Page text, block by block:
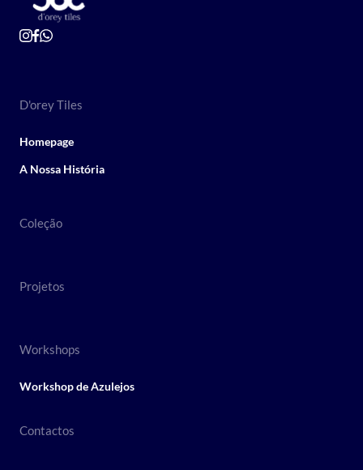
D'orey Tiles
Homepage
A Nossa História
Coleção
Projetos
Workshops
Workshop de Azulejos
Contactos